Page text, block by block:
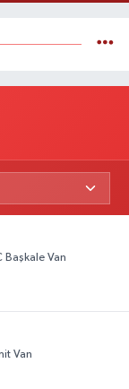
Başkale Van
Van